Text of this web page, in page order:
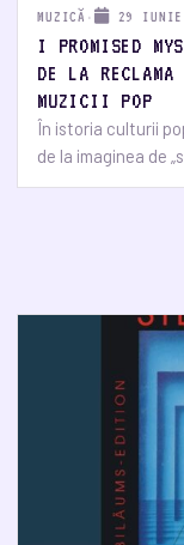
MUZICĂ · 29 IUNIE
I PROMISED
DE LA
MUZICII POP
În istoria culturii
de la imaginea de